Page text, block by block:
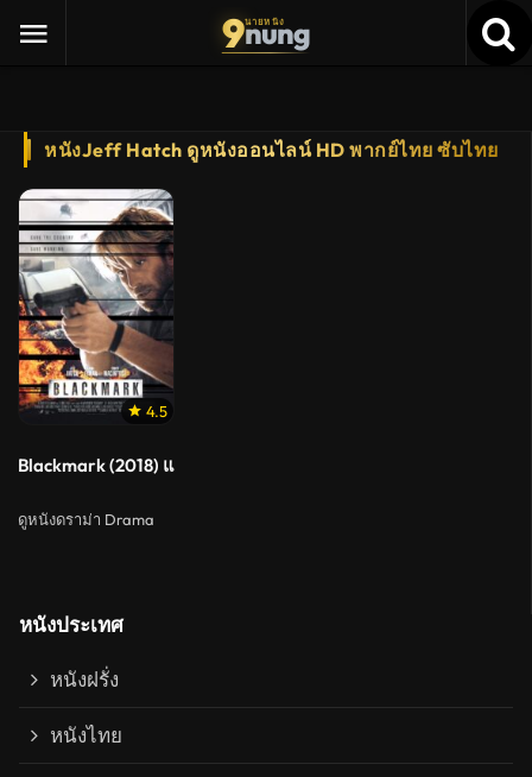
9นายหนัง
nung
หนังJeff Hatch ดูหนังออนไลน์ HD พากย์ไทย ซับไทย
4.5
Blackmark (2018) แบล็คมาร์ค
ดูหนังดราม่า Drama
หนังประเทศ
หนังฝรั่ง
หนังไทย